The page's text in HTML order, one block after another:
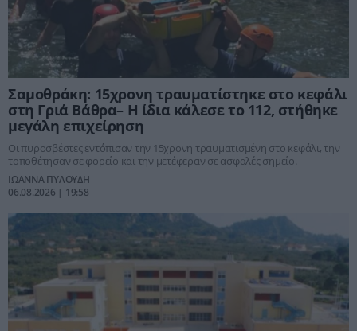
Σαμοθράκη: 15χρονη τραυματίστηκε στο κεφάλι
στη Γριά Βάθρα– Η ίδια κάλεσε το 112, στήθηκε
μεγάλη επιχείρηση
Οι πυροσβέστες εντόπισαν την 15χρονη τραυματισμένη στο κεφάλι, την
τοποθέτησαν σε φορείο και την μετέφεραν σε ασφαλές σημείο.
ΙΩΑΝΝΑ ΠΥΛΟΥΔΗ
06.08.2026 | 19:58